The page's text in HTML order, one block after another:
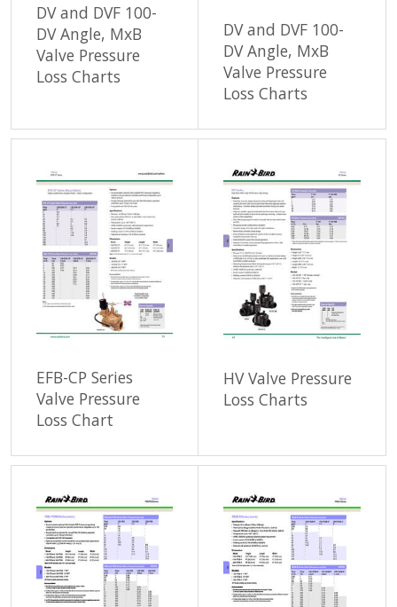
DV and DVF 100-
DV Angle, MxB
Valve Pressure
Loss Charts
DV and DVF 100-
DV Angle, MxB
Valve Pressure
Loss Charts
EFB-CP Series
Valve Pressure
Loss Chart
HV Valve Pressure
Loss Charts